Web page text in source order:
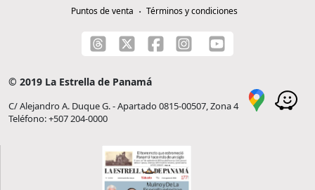
Puntos de venta
Términos y condiciones
© 2019 La Estrella de Panamá
C/ Alejandro A. Duque G. - Apartado 0815-00507, Zona 4
Teléfono: +507 204-0000